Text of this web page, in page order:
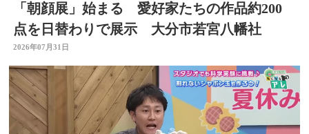
「朝顔展」始まる 愛好家たちの作品約200
点を日替わりで展示 大分市若宮八幡社
2026年07月31日